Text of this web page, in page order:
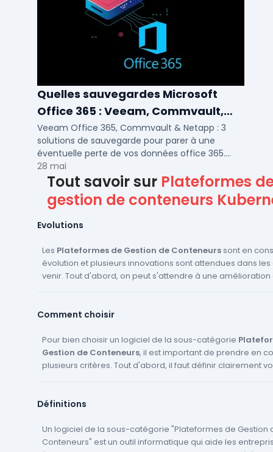
Quelles sauvegardes Microsoft
Office 365 : Veeam, Commvault,
Netapp
Veeam Office 365, Commvault & Netapp : 3
solutions de sauvegarde pour parer à une
éventuelle perte de vos données office 365.
Voici notre ...
28 mai
Tout savoir sur Plateformes
gestion de conteneurs
Evolutions
Les Plateformes de Gestion de Conteneurssont en
évolution et plusieurs innovations sont attendues dans
venir. Tout d'abord, on peut s'attendre à une amélioration
autonome les différents conteneurs d'une entreprise. De
d'analyse de données. Ces outils permettront aux
comprendre et optimiser l'utilisation de leurs conteneurs.
s'attendre à une meilleure intégration avec les autres
Comment choisir
Pour bien choisir un logiciel de la sous-catégorie
Gestion de Conteneurs, il est important de prendre en
plusieurs critères. Tout d'abord, il faut définir clairement
Foxeet.fr. Ces plateformes vous permettent de filtrer les
fonction de vos critères et de consulter les avis des
Définitions
Un logiciel de la sous-catégorie "Plateformes de Gestion
Conteneurs" est un outil informatique qui aide les